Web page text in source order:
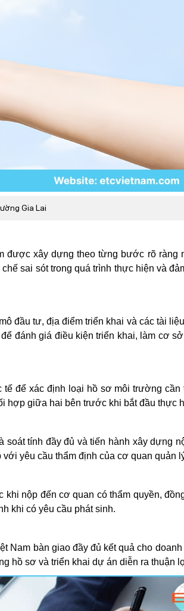
Gia Lai
được xây dựng theo từng bước rõ ràng
sai sót trong quá trình thực hiện và
đầu tư, địa điểm triển khai và các tài
đánh giá điều kiện triển khai, làm cơ
tế để xác định loại hồ sơ môi trường cần
hợp giữa hai bên trước khi bắt đầu thực
tính đầy đủ và tiến hành xây dựng
yêu cầu thẩm định của cơ quan quản
nộp đến cơ quan có thẩm quyền,
khi có yêu cầu phát sinh.
Nam bàn giao đầy đủ kết quả cho
hồ sơ và triển khai dự án diễn ra thuận